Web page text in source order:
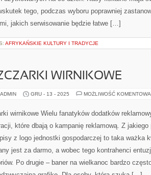
WYDATKI NA
WŁASNEJ
GRU - 14 - 2025 MOŻLIWOŚĆ
oprzyrządowania
elektroniczne są
czasach. Z pewnością
takich detalów.
tego grona bardzo należytych urządzeń
maja swoje różnorodne odpowiedniki,
się nad znanymi markami, i takimi, jakich